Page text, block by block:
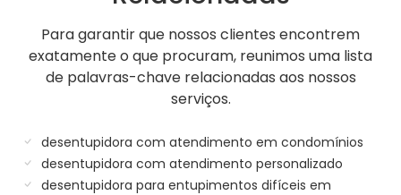
Para garantir que nossos clientes encontrem
exatamente o que procuram, reunimos uma lista
de palavras-chave relacionadas aos nossos
serviços.
desentupidora com atendimento em condomínios
desentupidora com atendimento personalizado
desentupidora para entupimentos difíceis em